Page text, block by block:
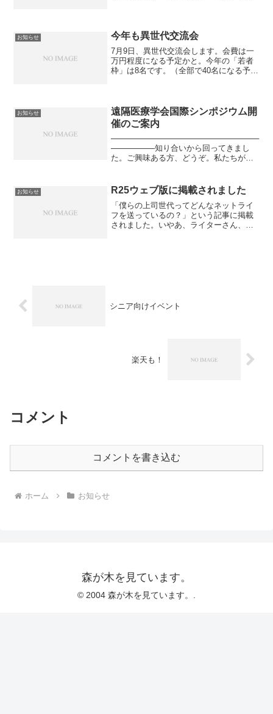
なりました。いつの日かの...
お知らせ 今年も異世代交流会
7月9日、異世代交流会します。会費は一
万円程度になる予定かと。今年の「若者
枠」は8名です。（全部で40名になる予定
なれない」年代の...
お知らせ
遠隔医療学会国際シンポジウム開
催のご案内
───────────────────────────
────────知り合いから回ってきまし
た。ご興味ある方、どうぞ。私たちが避
───────────────────...
お知らせ R25ウェブ版に掲載されました
「僕らの上司世代ってどんなネットライ
フを送っているの？」という記事に掲載
されました。いやあ、ライターさん、天
シニア向けイベント
楽天も！
コメント
コメントを書き込む
ホーム お知らせ
森が木を見ています。
© 2004 森が木を見ています。.